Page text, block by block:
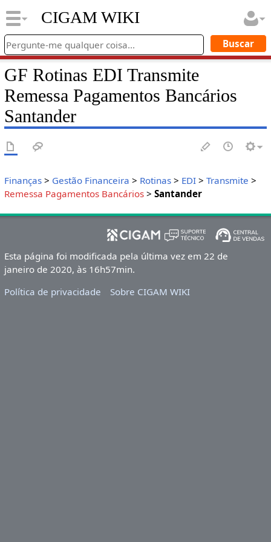
CIGAM WIKI
GF Rotinas EDI Transmite
Remessa Pagamentos Bancários
Santander
Finanças> Gestão Financeira > Rotinas> EDI> Transmite >
Remessa Pagamentos Bancários> Santander
Esta página foi modificada pela última vez em 22 de
janeiro de 2020, às 16h57min.
Política de privacidade
Sobre CIGAM WIKI